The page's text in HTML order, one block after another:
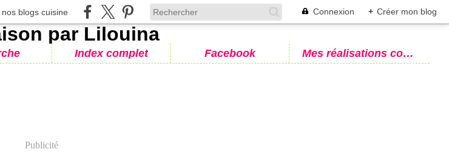
nos blogs cuisine Connexion + Créer mon blog
Index complet Facebook Mes réalisations couture
Publicité